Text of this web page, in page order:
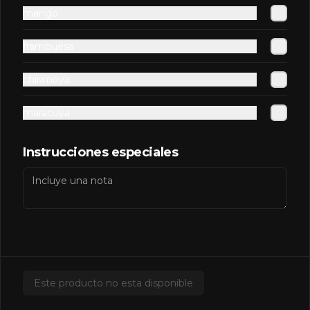
$2.500
Salsas Extras
$600
Instrucciones especiales
Este producto no esta disponible